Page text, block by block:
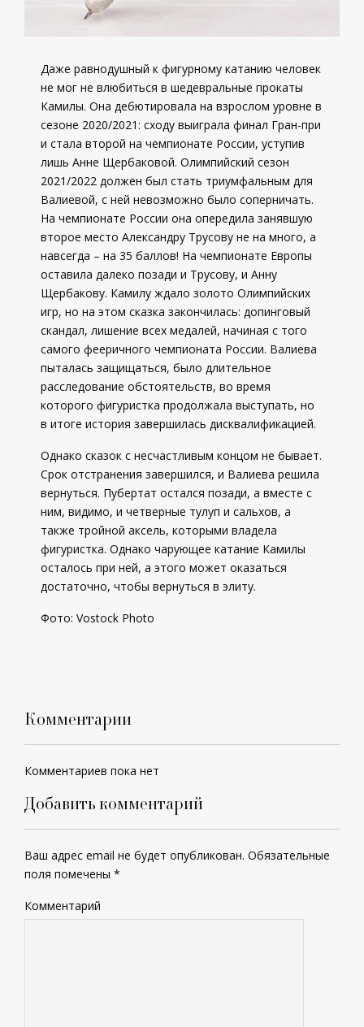
Даже равнодушный к фигурному катанию человек
не мог не влюбиться в шедевральные прокаты
Камилы. Она дебютировала на взрослом уровне в
сезоне 2020/2021: сходу выиграла финал Гран-при
и стала второй на чемпионате России, уступив
лишь Анне Щербаковой. Олимпийский сезон
2021/2022 должен был стать триумфальным для
Валиевой, с ней невозможно было соперничать.
На чемпионате России она опередила занявшую
второе место Александру Трусову не на много, а
навсегда – на 35 баллов! На чемпионате Европы
оставила далеко позади и Трусову, и Анну
Щербакову. Камилу ждало золото Олимпийских
игр, но на этом сказка закончилась: допинговый
скандал, лишение всех медалей, начиная с того
самого фееричного чемпионата России. Валиева
пыталась защищаться, было длительное
расследование обстоятельств, во время
которого фигуристка продолжала выступать, но
в итоге история завершилась дисквалификацией.
Однако сказок с несчастливым концом не бывает.
Срок отстранения завершился, и Валиева решила
вернуться. Пубертат остался позади, а вместе с
ним, видимо, и четверные тулуп и сальхов, а
также тройной аксель, которыми владела
фигуристка. Однако чарующее катание Камилы
осталось при ней, а этого может оказаться
достаточно, чтобы вернуться в элиту.
Фото: Vostock Photo
Комментарии
Комментариев пока нет
Добавить комментарий
Ваш адрес email не будет опубликован. Обязательные
поля помечены *
Комментарий